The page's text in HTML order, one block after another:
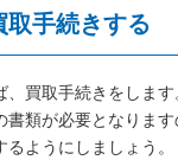
手続きする
買取手続きをします
書類が必要となりま
ようにしましょう。